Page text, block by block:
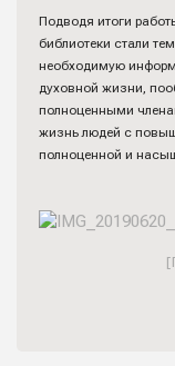
Подводя итоги
библиотеки стали
необходимую
духовной жизни,
полноценными
жизнь людей с
полноценной и